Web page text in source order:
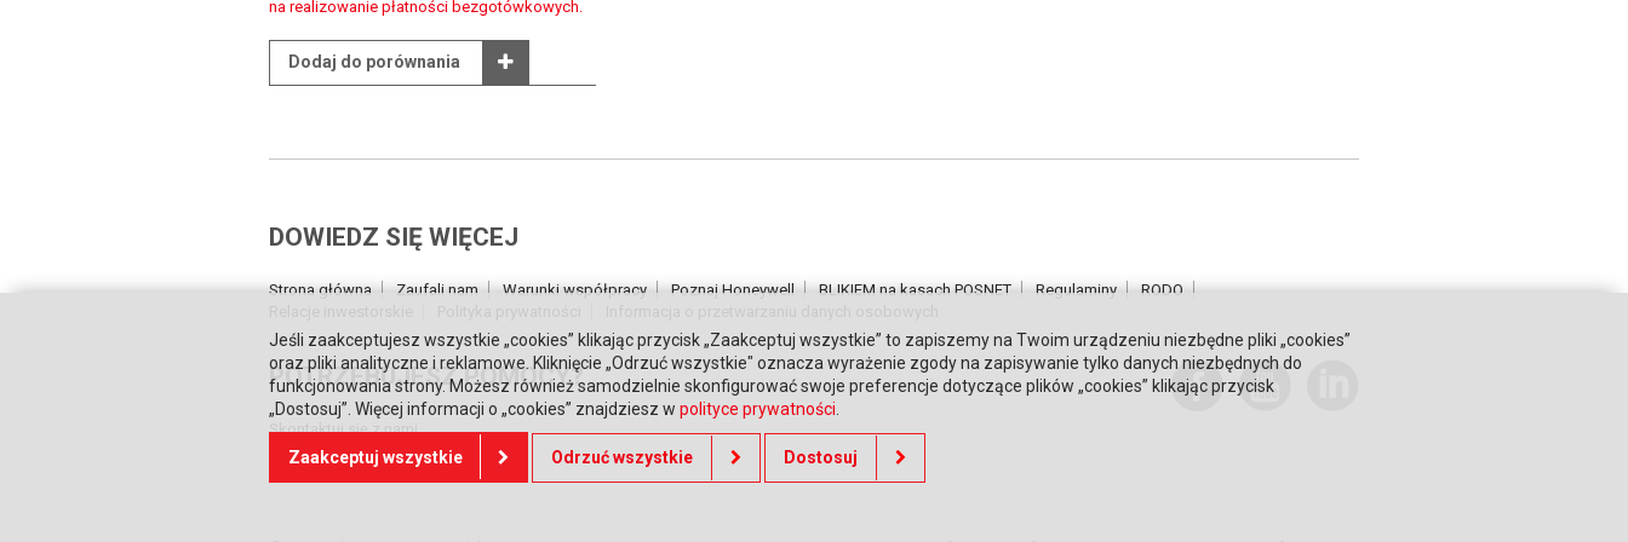
na realizowanie płatności bezgotówkowych.
Dodaj do porównania
DOWIEDZ SIĘ WIĘCEJ
Strona główna Zaufali nam Warunki współpracy Poznaj Honeywell BLIKIEM na kasach POSNET Regulaminy
RODO
POTRZEBUJESZ POMOCY?
Skontaktuj się z nami
Jeśli zaakceptujesz wszystkie „cookies” klikając przycisk „Zaakceptuj wszystkie” to zapiszemy na Twoim urządzeniu niezbędne pliki „cookies”
oraz pliki analityczne i reklamowe. Kliknięcie „Odrzuć wszystkie" oznacza wyrażenie zgody na zapisywanie tylko danych niezbędnych do
funkcjonowania strony. Możesz również samodzielnie skonfigurować swoje preferencje dotyczące plików „cookies” klikając przycisk
„Dostosuj”. Więcej informacji o „cookies” znajdziesz w polityce prywatności
Zaakceptuj wszystkie Odrzuć wszystkie Dostosuj